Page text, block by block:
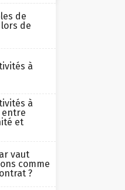
de
de
à
à
entre
et
vaut
comme
?